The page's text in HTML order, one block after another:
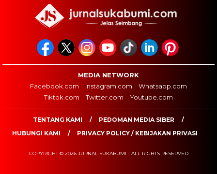
MEDIA NETWORK
Facebook.com
Instagram.com
Whatsapp.com
Tiktok.com
Twitter.com Youtube.com
TENTANG KAMI
PEDOMAN MEDIA SIBER
HUBUNGI KAMI
PRIVACY POLICY / KEBIJAKAN PRIVASI
COPYRIGHT © 2026 JURNAL SUKABUMI - ALL RIGHTS RESERVED